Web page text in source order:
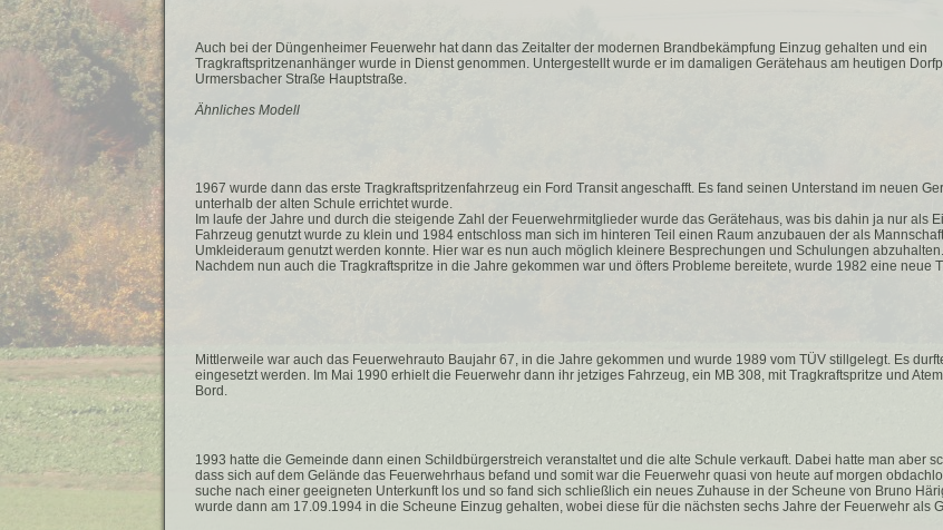
Auch bei der Düngenheimer Feuerwehr hat dann das Zeitalter der modernen Brandbekämpfung Einzug gehalten und ein
Tragkraftspritzenanhänger wurde in Dienst genommen. Untergestellt wurde er im damaligen Gerätehaus am heutigen
Urmersbacher Straße Hauptstraße.
Ähnliches Modell
1967 wurde dann das erste Tragkraftspritzenfahrzeug ein Ford Transit angeschafft. Es fand seinen Unterstand im neuen
unterhalb der alten Schule errichtet wurde.
Im laufe der Jahre und durch die steigende Zahl der Feuerwehrmitglieder wurde das Gerätehaus, was bis dahin ja nur als
Fahrzeug genutzt wurde zu klein und 1984 entschloss man sich im hinteren Teil einen Raum anzubauen der als
Umkleideraum genutzt werden konnte. Hier war es nun auch möglich kleinere Besprechungen und Schulungen abzuhalten.
Nachdem nun auch die Tragkraftspritze in die Jahre gekommen war und öfters Probleme bereitete, wurde 1982 eine neue
Mittlerweile war auch das Feuerwehrauto Baujahr 67, in die Jahre gekommen und wurde 1989 vom TÜV stillgelegt. Es
eingesetzt werden. Im Mai 1990 erhielt die Feuerwehr dann ihr jetziges Fahrzeug, ein MB 308, mit Tragkraftspritze und
Bord.
1993 hatte die Gemeinde dann einen Schildbürgerstreich veranstaltet und die alte Schule verkauft. Dabei hatte man aber
dass sich auf dem Gelände das Feuerwehrhaus befand und somit war die Feuerwehr quasi von heute auf morgen
suche nach einer geeigneten Unterkunft los und so fand sich schließlich ein neues Zuhause in der Scheune von Bruno
wurde dann am 17.09.1994 in die Scheune Einzug gehalten, wobei diese für die nächsten sechs Jahre der Feuerwehr als